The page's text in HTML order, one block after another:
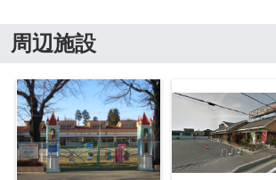
周辺施設